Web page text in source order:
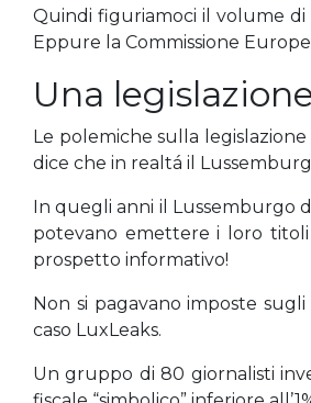
Quindi figuriamoci il volume di
Eppure la Commissione
Una
Le polemiche sulla
dice che in realtá il
In quegli anni il Lussemburgo
potevano emettere i loro
prospetto informativo!
Non si pagavano imposte
caso LuxLeaks.
Un gruppo di 80 giornalisti